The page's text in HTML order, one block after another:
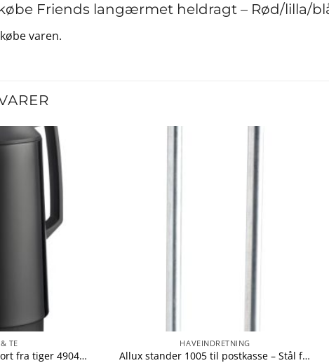
Friends langærmet heldragt – Rød/lilla/
varen.
TE
Tiger termokande – Sort fra tiger 4904710193754
HAVEINDRETNING
Allux stander 1005 til postkasse – Stål fra allux 5709975100511